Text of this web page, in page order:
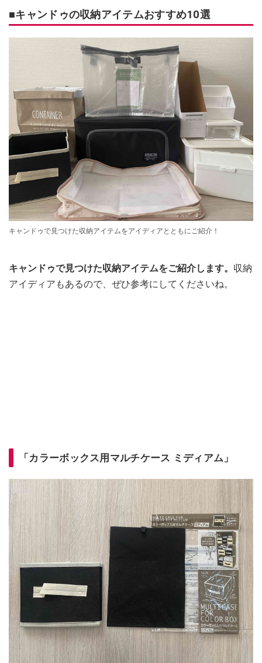
■キャンドゥの収納アイテムおすすめ10選
キャンドゥで見つけた収納アイテムをアイディアとともにご紹介！
キャンドゥで見つけた収納アイテムをご紹介します。 収納
アイディアもあるので、ぜひ参考にしてくださいね。
「カラーボックス用マルチケース ミディアム」